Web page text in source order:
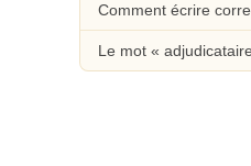
Comment écrire
Le mot «